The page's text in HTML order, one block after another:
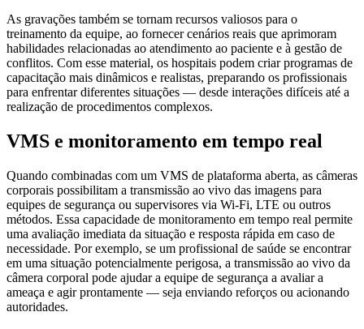
As gravações também se tornam recursos valiosos para o
treinamento da equipe, ao fornecer cenários reais que aprimoram
habilidades relacionadas ao atendimento ao paciente e à gestão de
conflitos. Com esse material, os hospitais podem criar programas de
capacitação mais dinâmicos e realistas, preparando os profissionais
para enfrentar diferentes situações — desde interações difíceis até a
realização de procedimentos complexos.
VMS e monitoramento em tempo real
Quando combinadas com um VMS de plataforma aberta, as câmeras
corporais possibilitam a transmissão ao vivo das imagens para
equipes de segurança ou supervisores via Wi-Fi, LTE ou outros
métodos. Essa capacidade de monitoramento em tempo real permite
uma avaliação imediata da situação e resposta rápida em caso de
necessidade. Por exemplo, se um profissional de saúde se encontrar
em uma situação potencialmente perigosa, a transmissão ao vivo da
câmera corporal pode ajudar a equipe de segurança a avaliar a
ameaça e agir prontamente — seja enviando reforços ou acionando
autoridades.